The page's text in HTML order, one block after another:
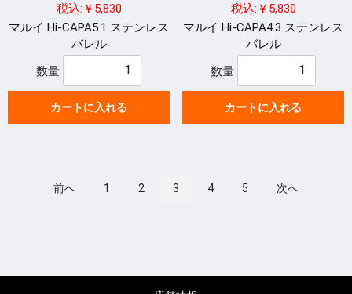
税込:￥5,830
マルイ Hi-CAPA5.1 ステンレス
バレル
数量
カートに入れる
税込:￥5,830
マルイ Hi-CAPA4.3 ステンレス
バレル
数量
カートに入れる
前へ 1 2 3 4 5 次へ